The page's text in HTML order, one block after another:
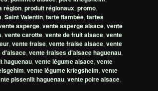
région, produit régionaux, promo,
, Saint Valentin, tarte flambée, tartes
asperge, vente asperge alsace, vente
, vente carotte, vente de fruit alsace, vente
, vente fraise, vente fraise alsace, vente
d'alsace, vente fraises d'alsace haguenau,
haguenau, vente légume alsace, vente
, vente légume kriegsheim, vente
pissenlit haguenau, vente poire alsace,